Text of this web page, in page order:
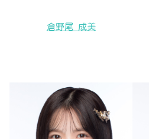
倉野尾 成美